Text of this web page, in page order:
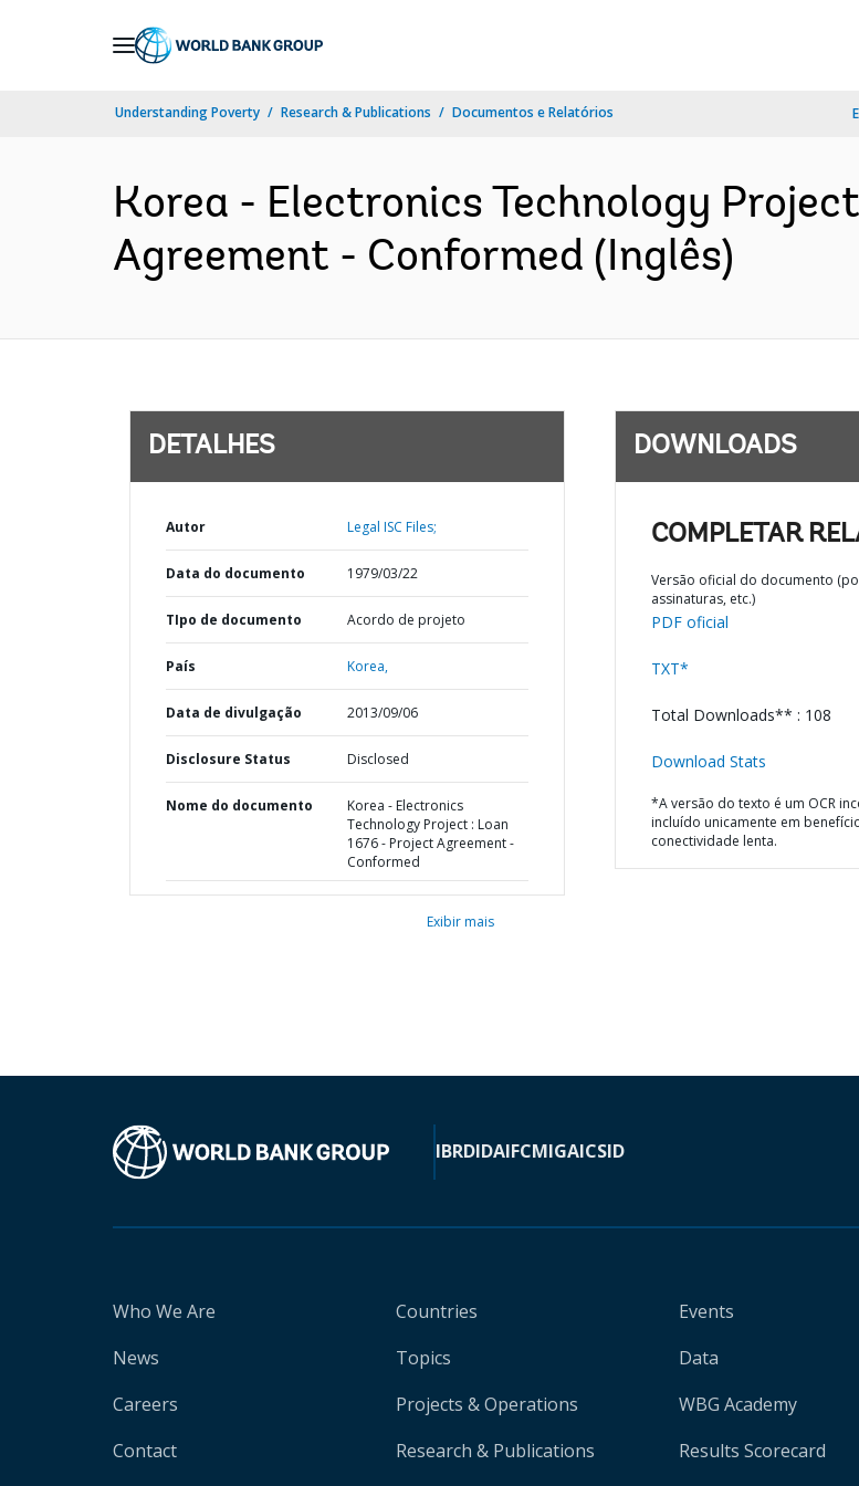
Understanding Poverty Research & Publications Documentos e Relatórios
Korea - Electronics Technology
Agreement - Conformed (Inglês)
DETALHES
Autor Legal ISC Files;
Data do documento 1979/03/22
TIpo de documento Acordo de projeto
País Korea,
Data de divulgação 2013/09/06
Disclosure Status Disclosed
Nome do documento
Korea - Electronics
Technology Project : Loan
1676 - Project Agreement -
Conformed
Exibir mais
DOWNLOADS
COMPLETAR
Versão oficial do documento
assinaturas, etc.)
PDF oficial
TXT*
Total Downloads** : 108
Download Stats
*A versão do texto é um OCR
incluído unicamente em
conectividade lenta.
IBRDIDAIFCMIGAICSID
Who We Are
News
Careers
Contact
Countries
Topics
Projects & Operations
Research & Publications
Events
Data
WBG Academy
Results Scorecard